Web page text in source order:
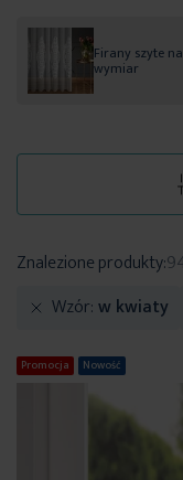
Firany szyte na
wymiar
Znalezione produkty:
Wzór w kwiaty
Promocja Nowość